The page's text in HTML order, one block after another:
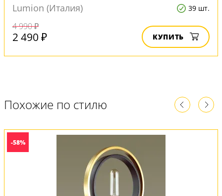
Lumion (Италия) 39 шт.
4 990 ₽
2 490 ₽ КУПИТЬ
Похожие по стилю
-58%